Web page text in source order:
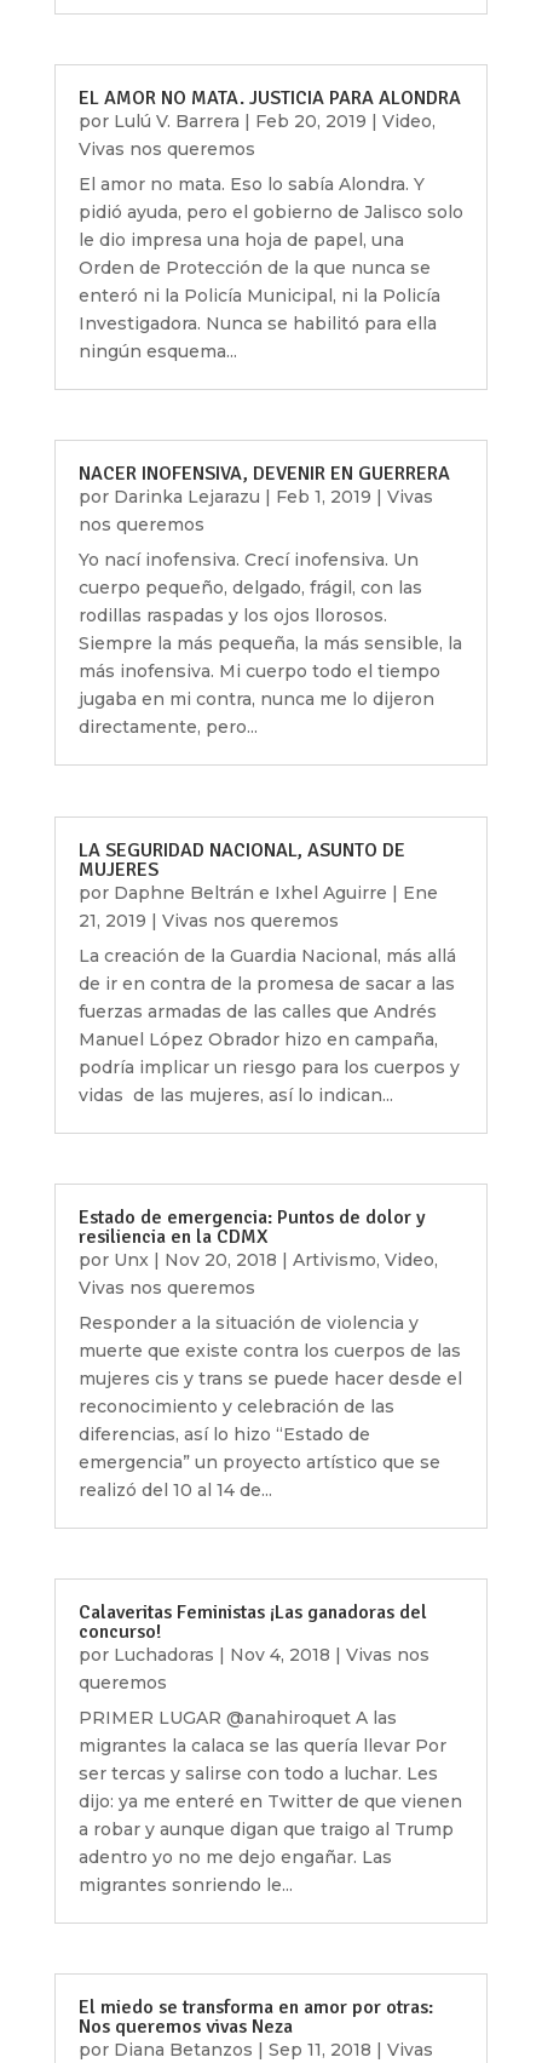
EL AMOR NO MATA. JUSTICIA PARA ALONDRA
por Lulú V. Barrera | Feb 20, 2019 | Video,
Vivas nos queremos
El amor no mata. Eso lo sabía Alondra. Y
pidió ayuda, pero el gobierno de Jalisco solo
le dio impresa una hoja de papel, una
Orden de Protección de la que nunca se
enteró ni la Policía Municipal, ni la Policía
Investigadora. Nunca se habilitó para ella
ningún esquema...
NACER INOFENSIVA, DEVENIR EN GUERRERA
por Darinka Lejarazu Feb 1, 2019
Vivas
nos queremos
Yo nací inofensiva. Crecí inofensiva. Un
cuerpo pequeño, delgado, frágil, con las
rodillas raspadas y los ojos llorosos.
Siempre la más pequeña, la más sensible, la
más inofensiva. Mi cuerpo todo el tiempo
jugaba en mi contra, nunca me lo dijeron
directamente, pero...
LA SEGURIDAD NACIONAL, ASUNTO DE
MUJERES
por Daphne Beltrán e Ixhel Aguirre | Ene
21, 2019 | Vivas nos queremos
La creación de la Guardia Nacional, más allá
de ir en contra de la promesa de sacar a las
fuerzas armadas de las calles que Andrés
Manuel López Obrador hizo en campaña,
podría implicar un riesgo para los cuerpos y
vidas de las mujeres, así lo indican...
Estado de emergencia: Puntos de dolor y
resiliencia en la CDMX
por Unx| Nov 20, 2018 | Artivismo, Video,
Vivas nos queremos
Responder a la situación de violencia y
muerte que existe contra los cuerpos de las
mujeres cis y trans se puede hacer desde el
reconocimiento y celebración de las
diferencias, así lo hizo “Estado de
emergencia” un proyecto artístico que se
realizó del 10 al 14 de...
Calaveritas Feministas ¡Las ganadoras del
concurso!
por Luchadoras | Nov 4, 2018 | Vivas nos
queremos
PRIMER LUGAR @anahiroquet A las
migrantes la calaca se las quería llevar Por
ser tercas y salirse con todo a luchar. Les
dijo: ya me enteré en Twitter de que vienen
a robar y aunque digan que traigo al Trump
adentro yo no me dejo engañar. Las
migrantes sonriendo le...
El miedo se transforma en amor por otras:
Nos queremos vivas Neza
por Diana Betanzos | Sep 11, 2018 | Vivas